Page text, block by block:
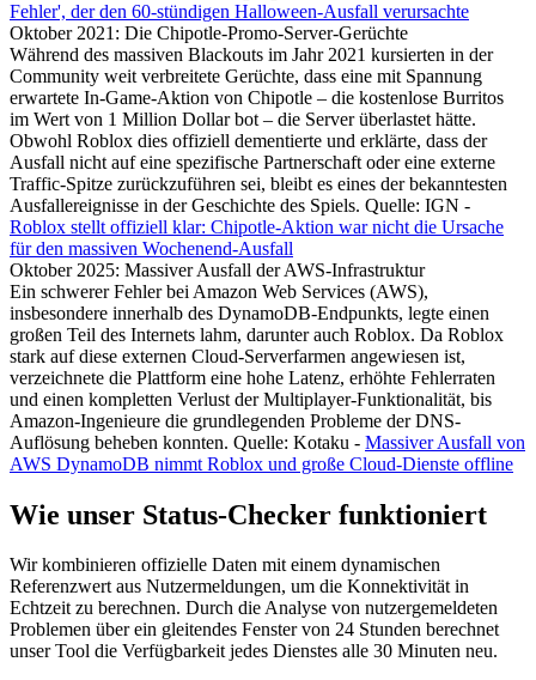
Fehler', der den 60-stündigen Halloween-Ausfall verursachte
Oktober 2021: Die Chipotle-Promo-Server-Gerüchte
Während des massiven Blackouts im Jahr 2021 kursierten in der
Community weit verbreitete Gerüchte, dass eine mit Spannung
erwartete In-Game-Aktion von Chipotle – die kostenlose Burritos
im Wert von 1 Million Dollar bot – die Server überlastet hätte.
Obwohl Roblox dies offiziell dementierte und erklärte, dass der
Ausfall nicht auf eine spezifische Partnerschaft oder eine externe
Traffic-Spitze zurückzuführen sei, bleibt es eines der bekanntesten
Ausfallereignisse in der Geschichte des Spiels. Quelle: IGN -
Roblox stellt offiziell klar: Chipotle-Aktion war nicht die Ursache
für den massiven Wochenend-Ausfall
Oktober 2025: Massiver Ausfall der AWS-Infrastruktur
Ein schwerer Fehler bei Amazon Web Services (AWS),
insbesondere innerhalb des DynamoDB-Endpunkts, legte einen
großen Teil des Internets lahm, darunter auch Roblox. Da Roblox
stark auf diese externen Cloud-Serverfarmen angewiesen ist,
verzeichnete die Plattform eine hohe Latenz, erhöhte Fehlerraten
und einen kompletten Verlust der Multiplayer-Funktionalität, bis
Amazon-Ingenieure die grundlegenden Probleme der DNS-
Auflösung beheben konnten. Quelle: Kotaku - Massiver Ausfall von
AWS DynamoDB nimmt Roblox und große Cloud-Dienste offline
Wie unser Status-Checker funktioniert
Wir kombinieren offizielle Daten mit einem dynamischen
Referenzwert aus Nutzermeldungen, um die Konnektivität in
Echtzeit zu berechnen. Durch die Analyse von nutzergemeldeten
Problemen über ein gleitendes Fenster von 24 Stunden berechnet
unser Tool die Verfügbarkeit jedes Dienstes alle 30 Minuten neu.